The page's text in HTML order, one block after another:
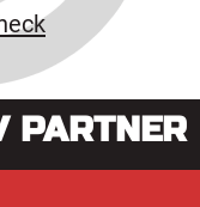
PARTNER